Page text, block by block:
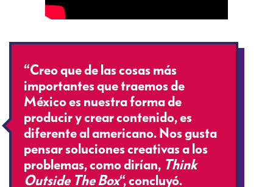
“Creo que de las cosas más
importantes que traemos de
México es nuestra forma de
producir y crear contenido, es
diferente al americano. Nos gusta
pensar soluciones creativas a los
problemas, como dirían, Think
Outside The Box“, concluyó.